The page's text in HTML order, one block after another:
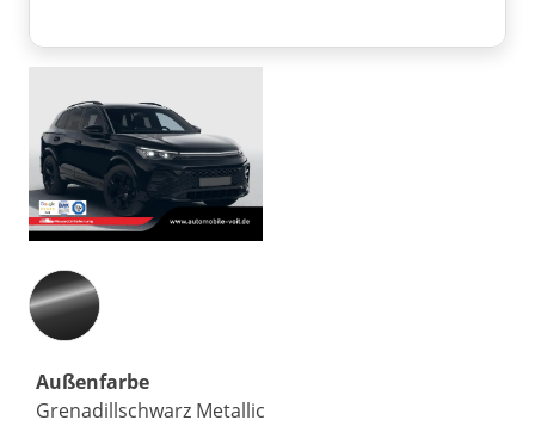
Außenfarbe
Grenadillschwarz Metallic